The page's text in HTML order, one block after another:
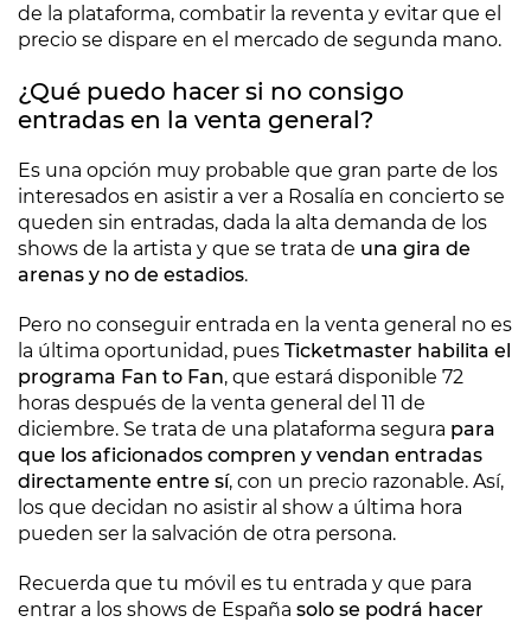
de la plataforma, combatir la reventa y evitar que el
precio se dispare en el mercado de segunda mano.
¿Qué puedo hacer si no consigo
entradas en la venta general?
Es una opción muy probable que gran parte de los
interesados en asistir a ver a Rosalía en concierto se
queden sin entradas, dada la alta demanda de los
shows de la artista y que se trata de una gira de
arenas y no de estadios.
Pero no conseguir entrada en la venta general no es
la última oportunidad, pues Ticketmaster habilita el
programa Fan to Fan, que estará disponible 72
horas después de la venta general del 11 de
diciembre. Se trata de una plataforma segura para
que los aficionados compren y vendan entradas
directamente entre sí, con un precio razonable. Así,
los que decidan no asistir al show a última hora
pueden ser la salvación de otra persona.
Recuerda que tu móvil es tu entrada y que para
entrar a los shows de España solo se podrá hacer